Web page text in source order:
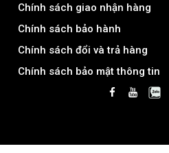
Chính sách giao nhận hàng
Chính sách bảo hành
Chính sách đổi và trả hàng
Chính sách bảo mật thông tin